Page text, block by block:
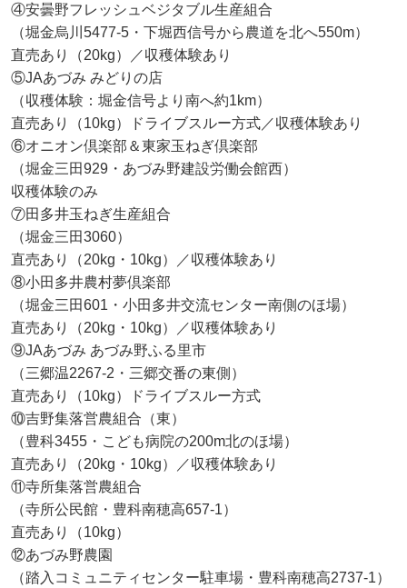
④安曇野フレッシュベジタブル生産組合
（堀金烏川5477-5・下堀西信号から農道を北へ550m）
直売あり（20kg）／収穫体験あり
⑤JAあづみ みどりの店
（収穫体験：堀金信号より南へ約1km）
直売あり（10kg）ドライブスルー方式／収穫体験あり
⑥オニオン倶楽部＆東家玉ねぎ倶楽部
（堀金三田929・あづみ野建設労働会館西）
収穫体験のみ
⑦田多井玉ねぎ生産組合
（堀金三田3060）
直売あり（20kg・10kg）／収穫体験あり
⑧小田多井農村夢倶楽部
（堀金三田601・小田多井交流センター南側のほ場）
直売あり（20kg・10kg）／収穫体験あり
⑨JAあづみ あづみ野ふる里市
（三郷温2267-2・三郷交番の東側）
直売あり（10kg）ドライブスルー方式
⑩吉野集落営農組合（東）
（豊科3455・こども病院の200m北のほ場）
直売あり（20kg・10kg）／収穫体験あり
⑪寺所集落営農組合
（寺所公民館・豊科南穂高657-1）
直売あり（10kg）
⑫あづみ野農園
（踏入コミュニティセンター駐車場・豊科南穂高2737-1）